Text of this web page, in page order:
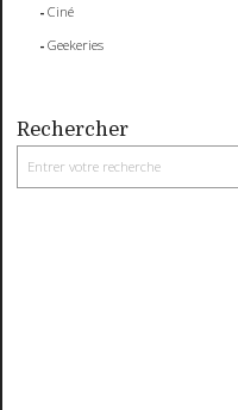
Ciné
Geekeries
Rechercher